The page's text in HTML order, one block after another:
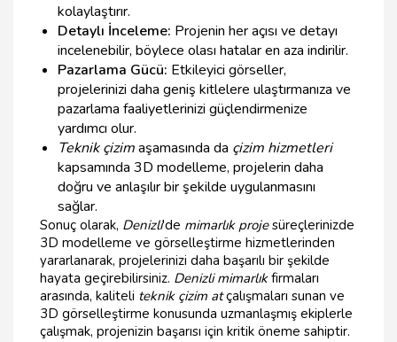
kolaylaştırır.
Detaylı İnceleme: Projenin her açısı ve detayı
incelenebilir, böylece olası hatalar en aza indirilir.
Pazarlama Gücü: Etkileyici görseller,
projelerinizi daha geniş kitlelere ulaştırmanıza ve
pazarlama faaliyetlerinizi güçlendirmenize
yardımcı olur.
Teknik çizimaşamasında da çizim hizmetleri
kapsamında 3D modelleme, projelerin daha
doğru ve anlaşılır bir şekilde uygulanmasını
sağlar.
Sonuç olarak, Denizli'de mimarlık projesüreçlerinizde
3D modelleme ve görselleştirme hizmetlerinden
yararlanarak, projelerinizi daha başarılı bir şekilde
hayata geçirebilirsiniz. Denizli mimarlıkfirmaları
arasında, kaliteli teknik çizim atçalışmaları sunan ve
3D görselleştirme konusunda uzmanlaşmış ekiplerle
çalışmak, projenizin başarısı için kritik öneme sahiptir.